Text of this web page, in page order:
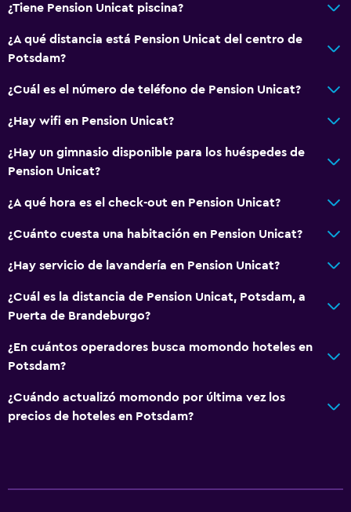
¿Tiene Pension Unicat piscina?
¿A qué distancia está Pension Unicat del centro de
Potsdam?
¿Cuál es el número de teléfono de Pension Unicat?
¿Hay wifi en Pension Unicat?
¿Hay un gimnasio disponible para los huéspedes de
Pension Unicat?
¿A qué hora es el check-out en Pension Unicat?
¿Cuánto cuesta una habitación en Pension Unicat?
¿Hay servicio de lavandería en Pension Unicat?
¿Cuál es la distancia de Pension Unicat, Potsdam, a
Puerta de Brandeburgo?
¿En cuántos operadores busca momondo hoteles en
Potsdam?
¿Cuándo actualizó momondo por última vez los
precios de hoteles en Potsdam?